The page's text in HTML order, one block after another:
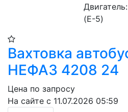
(Е-5)
Вахтовка
НЕФАЗ 4208 24
Цена по запросу
На сайте с 11.07.2026 05:59